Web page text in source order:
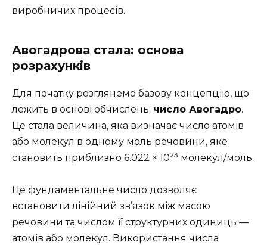
виробничих процесів.
Авогадрова стала: основа
розрахунків
Для початку розглянемо базову концепцію, що
лежить в основі обчислень: число Авогадро.
Це стала величина, яка визначає число атомів
або молекул в одному моль речовини, яке
становить приблизно 6.022 × 1023 молекул/моль.
Це фундаментальне число дозволяє
встановити лінійний зв’язок між масою
речовини та числом її структурних одиниць —
атомів або молекул. Використання числа